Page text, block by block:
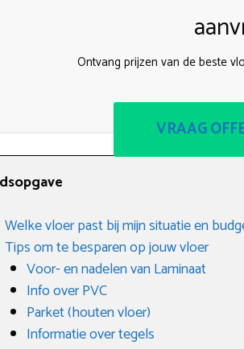
Ontvang prijzen van de beste
VRAAG
Welke vloer past bij mijn situatie en
Tips om te besparen op jouw vloer
Voor- en nadelen van Laminaat
Info over PVC
Parket (houten vloer)
Informatie over tegels